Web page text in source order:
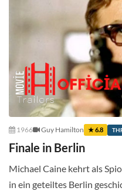
1966 Guy Hamilton ★ 6.8
Finale in Berlin
Michael Caine kehrt als
in ein geteiltes Berlin